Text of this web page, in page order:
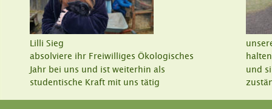
Lilli Sieg
absolviere ihr Freiwilliges Ökologisches
Jahr bei uns und ist weiterhin als
studentische Kraft mit uns tätig
und